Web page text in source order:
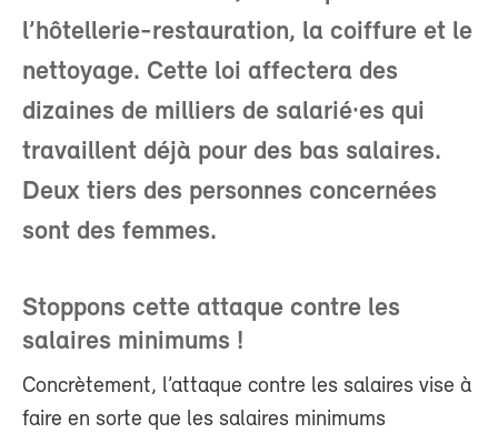
l’hôtellerie-restauration, la coiffure et le
nettoyage. Cette loi affectera des
dizaines de milliers de salarié·es qui
travaillent déjà pour des bas salaires.
Deux tiers des personnes concernées
sont des femmes.
Stoppons cette attaque contre les
salaires minimums !
Concrètement, l’attaque contre les salaires vise à
faire en sorte que les salaires minimums